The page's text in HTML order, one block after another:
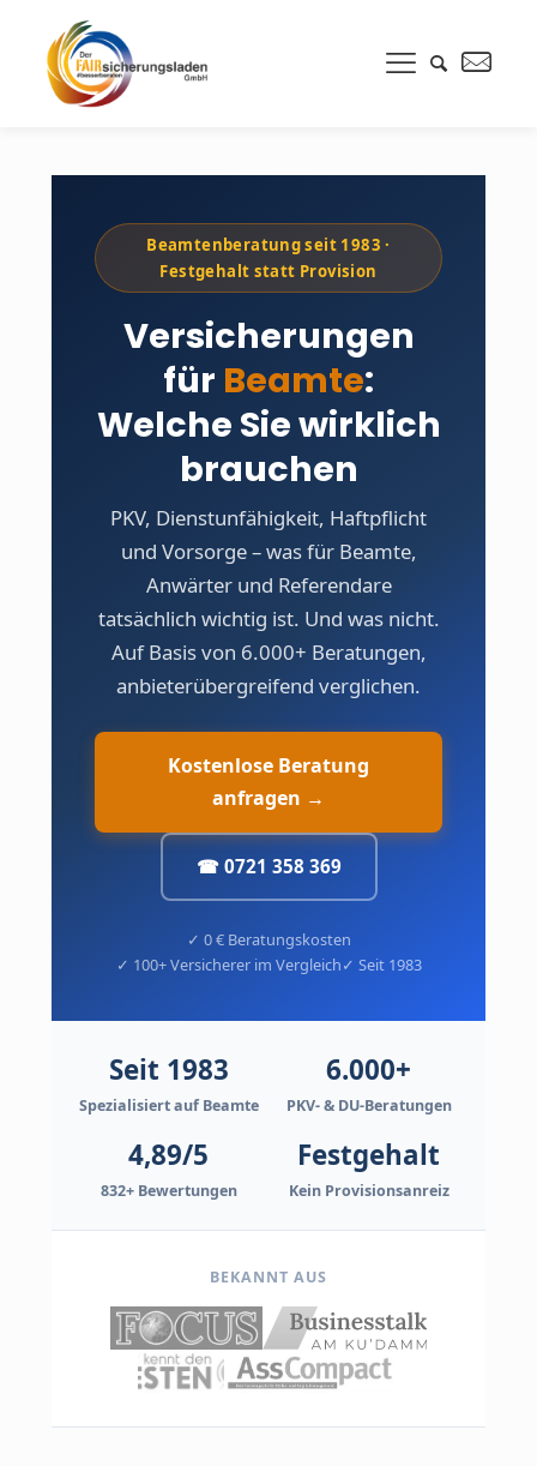
Beamtenberatung seit 1983 ·
Festgehalt statt Provision
Versicherungen
für Beamte:
Welche Sie wirklich
brauchen
PKV, Dienstunfähigkeit, Haftpflicht
und Vorsorge – was für Beamte,
Anwärter und Referendare
tatsächlich wichtig ist. Und was nicht.
Auf Basis von 6.000+ Beratungen,
anbieterübergreifend verglichen.
Kostenlose Beratung
anfragen →
☎ 0721 358 369
✓ 0 € Beratungskosten
✓ 100+ Versicherer im Vergleich✓ Seit 1983
Seit 1983
Spezialisiert auf Beamte
6.000+
PKV- & DU-Beratungen
4,89/5
832+ Bewertungen
Festgehalt
Kein Provisionsanreiz
BEKANNT AUS